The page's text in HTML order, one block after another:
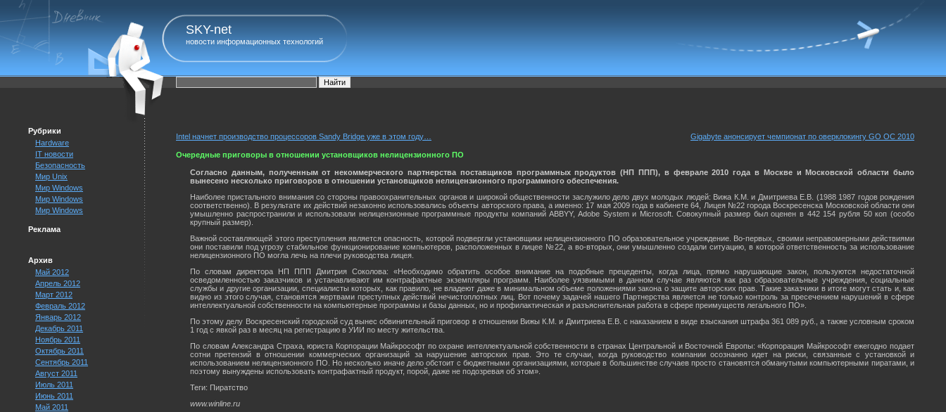
SKY-net
новости информационных технологий
Рубрики
Hardware
IT новости
Безопасность
Мир Unix
Мир Windows
Мир Windows
Мир Windows
Реклама
Архив
Май 2012
Апрель 2012
Март 2012
Февраль 2012
Январь 2012
Декабрь 2011
Ноябрь 2011
Октябрь 2011
Сентябрь 2011
Август 2011
Июль 2011
Июнь 2011
Май 2011
Intel начнет производство процессоров Sandy Bridge уже в этом году… Gigabyte анонсирует чемпионат по оверклокингу GO OC 2010
Очередные приговоры в отношении установщиков нелицензионного ПО
Согласно данным, полученным от некоммерческого партнерства поставщиков программных продуктов (НП ППП), в феврале 2010 года в Москве и Московской области было
вынесено несколько приговоров в отношении установщиков нелицензионного программного обеспечения.
Наиболее пристального внимания со стороны правоохранительных органов и широкой общественности заслужило дело двух молодых людей: Вижа К.М. и Дмитриева Е.В. (1988 1987 годов рождения
соответственно). В результате их действий незаконно использовались объекты авторского права, а именно: 17 мая 2009 года в кабинете 64, Лицея №22 города Воскресенска Московской области они
умышленно распространили и использовали нелицензионные программные продукты компаний ABBYY, Adobe System и Microsoft. Совокупный размер был оценен в 442 154 рубля 50 коп (особо
крупный размер).
Важной составляющей этого преступления является опасность, которой подвергли установщики нелицензионного ПО образовательное учреждение. Во-первых, своими неправомерными действиями
они поставили под угрозу стабильное функционирование компьютеров, расположенных в лицее №22, а во-вторых, они умышленно создали ситуацию, в которой ответственность за использование
нелицензионного ПО могла лечь на плечи руководства лицея.
По словам директора НП ППП Дмитрия Соколова: «Необходимо обратить особое внимание на подобные прецеденты, когда лица, прямо нарушающие закон, пользуются недостаточной
осведомленностью заказчиков и устанавливают им контрафактные экземпляры программ. Наиболее уязвимыми в данном случае являются как раз образовательные учреждения, социальные
службы и другие организации, специалисты которых, как правило, не владеют даже в минимальном объеме положениями закона о защите авторских прав. Такие заказчики в итоге могут стать и, как
видно из этого случая, становятся жертвами преступных действий нечистоплотных лиц. Вот почему задачей нашего Партнерства является не только контроль за пресечением нарушений в сфере
интеллектуальной собственности на компьютерные программы и базы данных, но и профилактическая и разъяснительная работа в сфере преимуществ легального ПО».
По этому делу Воскресенский городской суд вынес обвинительный приговор в отношении Вижы К.М. и Дмитриева Е.В. с наказанием в виде взыскания штрафа 361 089 руб., а также условным сроком
1 год с явкой раз в месяц на регистрацию в УИИ по месту жительства.
По словам Александра Страха, юриста Корпорации Майкрософт по охране интеллектуальной собственности в странах Центральной и Восточной Европы: «Корпорация Майкрософт ежегодно подает
сотни претензий в отношении коммерческих организаций за нарушение авторских прав. Это те случаи, когда руководство компании осознанно идет на риски, связанные с установкой и
использованием нелицензионного ПО. Но несколько иначе дело обстоит с бюджетными организациями, которые в большинстве случаев просто становятся обманутыми компьютерными пиратами, и
поэтому вынуждены использовать контрафактный продукт, порой, даже не подозревая об этом».
Теги: Пиратство
www.winline.ru